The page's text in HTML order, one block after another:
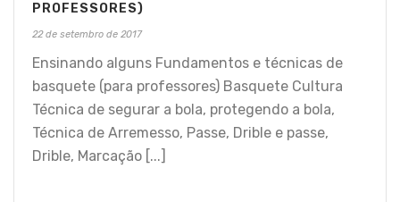
PROFESSORES)
22 de setembro de 2017
Ensinando alguns Fundamentos e técnicas de
basquete (para professores) Basquete Cultura
Técnica de segurar a bola, protegendo a bola,
Técnica de Arremesso, Passe, Drible e passe,
Drible, Marcação [...]